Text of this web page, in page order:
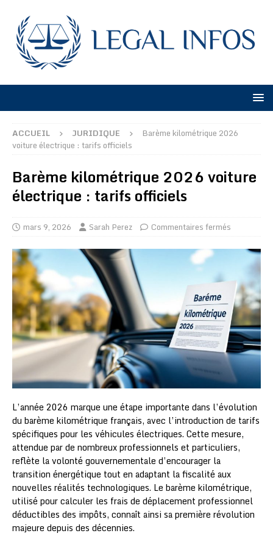
ACCUEIL JURIDIQUE
Barème kilométrique 2026
voiture électrique : tarifs officiels
Barème kilométrique 2026 voiture
électrique : tarifs officiels
mars 9, 2026 Sarah Perez Commentaires fermés
L’année 2026 marque une étape importante dans l’évolution
du barème kilométrique français, avec l’introduction de tarifs
spécifiques pour les véhicules électriques. Cette mesure,
attendue par de nombreux professionnels et particuliers,
reflète la volonté gouvernementale d’encourager la
transition énergétique tout en adaptant la fiscalité aux
nouvelles réalités technologiques. Le barème kilométrique,
utilisé pour calculer les frais de déplacement professionnel
déductibles des impôts, connaît ainsi sa première révolution
majeure depuis des décennies.